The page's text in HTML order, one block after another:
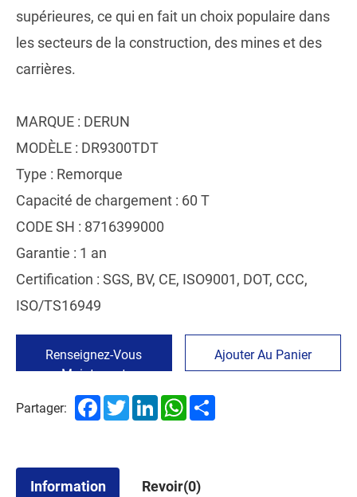
supérieures, ce qui en fait un choix populaire dans
les secteurs de la construction, des mines et des
carrières.
MARQUE : DERUN
MODÈLE : DR9300TDT
Type : Remorque
Capacité de chargement : 60 T
CODE SH : 8716399000
Garantie : 1 an
Certification : SGS, BV, CE, ISO9001, DOT, CCC,
ISO/TS16949
Renseignez-Vous
Maintenant
Ajouter Au Panier
Partager: FacebookTwitterLinkedInWhatsApp
Information Revoir(0)